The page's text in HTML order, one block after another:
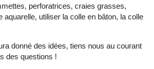
perforatrices, craies grasses,
aquarelle, utiliser la colle en bâton, la colle
donné des idées, tiens nous au courant
des questions !